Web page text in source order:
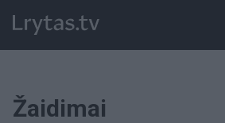
Žaidimai